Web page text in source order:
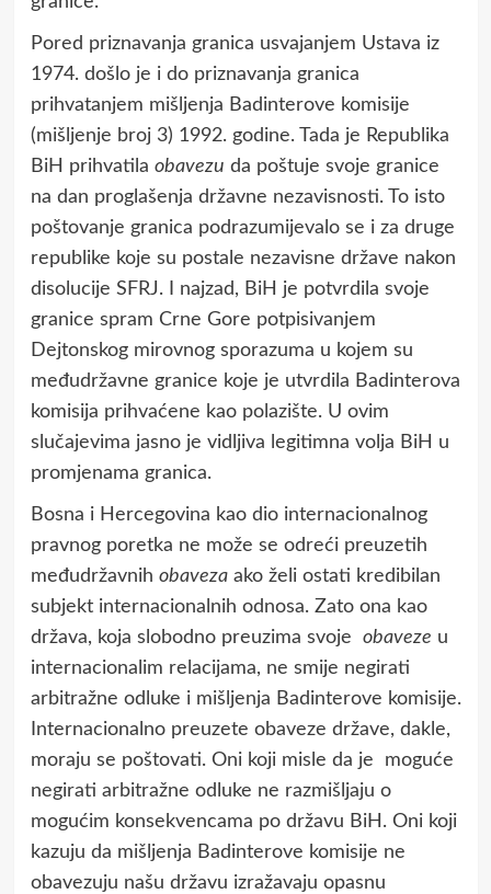
Pored priznavanja granica usvajanjem Ustava iz
1974. došlo je i do priznavanja granica
prihvatanjem mišljenja Badinterove komisije
(mišljenje broj 3) 1992. godine. Tada je Republika
BiH prihvatila obavezu da poštuje svoje granice
na dan proglašenja državne nezavisnosti. To isto
poštovanje granica podrazumijevalo se i za druge
republike koje su postale nezavisne države nakon
disolucije SFRJ. I najzad, BiH je potvrdila svoje
granice spram Crne Gore potpisivanjem
Dejtonskog mirovnog sporazuma u kojem su
međudržavne granice koje je utvrdila Badinterova
komisija prihvaćene kao polazište. U ovim
slučajevima jasno je vidljiva legitimna volja BiH u
promjenama granica.
Bosna i Hercegovina kao dio internacionalnog
pravnog poretka ne može se odreći preuzetih
međudržavnih obavezaako želi ostati kredibilan
subjekt internacionalnih odnosa. Zato ona kao
država, koja slobodno preuzima svoje obaveze u
internacionalim relacijama, ne smije negirati
arbitražne odluke i mišljenja Badinterove komisije.
Internacionalno preuzete obaveze države, dakle,
moraju se poštovati. Oni koji misle da je moguće
negirati arbitražne odluke ne razmišljaju o
mogućim konsekvencama po državu BiH. Oni koji
kazuju da mišljenja Badinterove komisije ne
obavezuju našu državu izražavaju opasnu